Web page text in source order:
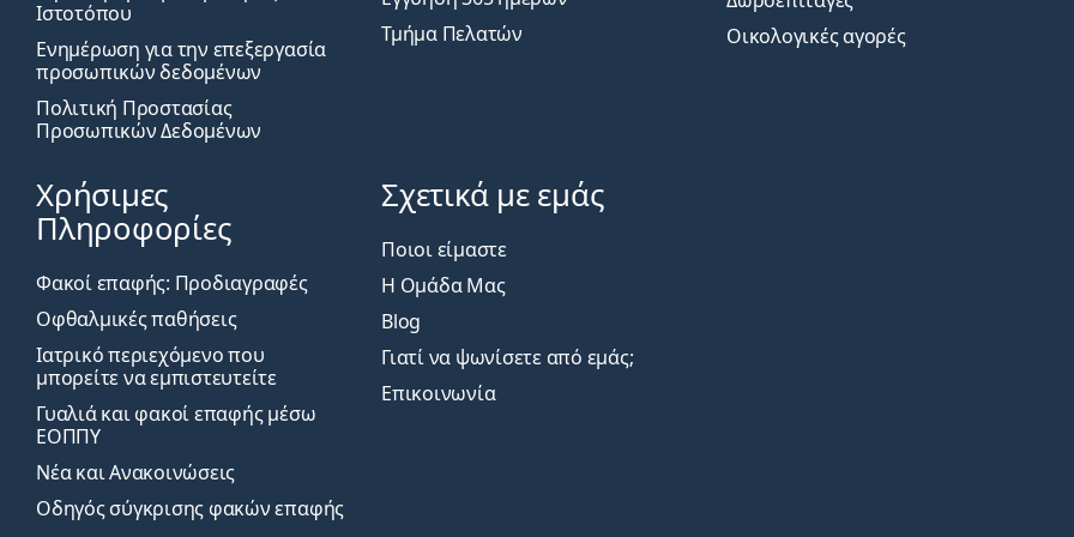
Ιστοτόπου
Ενημέρωση για την επεξεργασία
προσωπικών δεδομένων
Πολιτική Προστασίας
Προσωπικών Δεδομένων
Τμήμα Πελατών
Οικολογικές αγορές
Χρήσιμες
Πληροφορίες
Φακοί επαφής: Προδιαγραφές
Οφθαλμικές παθήσεις
Ιατρικό περιεχόμενο που
μπορείτε να εμπιστευτείτε
Γυαλιά και φακοί επαφής μέσω
ΕΟΠΠΥ
Νέα και Ανακοινώσεις
Οδηγός σύγκρισης φακών επαφής
Σχετικά με εμάς
Ποιοι είμαστε
Η Ομάδα Μας
Blog
Γιατί να ψωνίσετε από εμάς;
Επικοινωνία